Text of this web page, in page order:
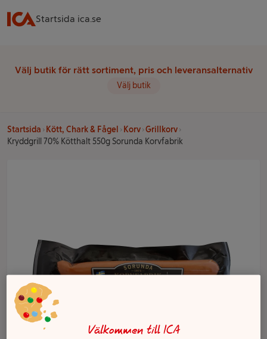
Startsida ica.se
Välj butik för rätt sortiment, pris och leveransalternativ
Välj butik
Startsida Kött, Chark & Fågel Korv Grillkorv
Kryddgrill 70% Kötthalt 550g Sorunda Korvfabrik
Välkommen till ICA